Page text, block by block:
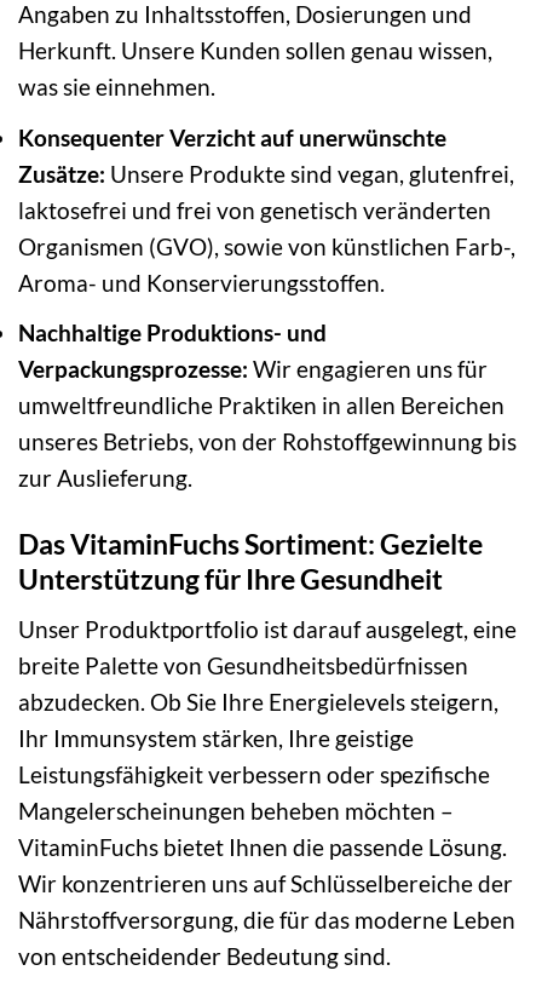
Angaben zu Inhaltsstoffen, Dosierungen und
Herkunft. Unsere Kunden sollen genau wissen,
was sie einnehmen.
Konsequenter Verzicht auf unerwünschte
Zusätze: Unsere Produkte sind vegan, glutenfrei,
laktosefrei und frei von genetisch veränderten
Organismen (GVO), sowie von künstlichen Farb-,
Aroma- und Konservierungsstoffen.
Nachhaltige Produktions- und
Verpackungsprozesse: Wir engagieren uns für
umweltfreundliche Praktiken in allen Bereichen
unseres Betriebs, von der Rohstoffgewinnung bis
zur Auslieferung.
Das VitaminFuchs Sortiment: Gezielte
Unterstützung für Ihre Gesundheit
Unser Produktportfolio ist darauf ausgelegt, eine
breite Palette von Gesundheitsbedürfnissen
abzudecken. Ob Sie Ihre Energielevels steigern,
Ihr Immunsystem stärken, Ihre geistige
Leistungsfähigkeit verbessern oder spezifische
Mangelerscheinungen beheben möchten –
VitaminFuchs bietet Ihnen die passende Lösung.
Wir konzentrieren uns auf Schlüsselbereiche der
Nährstoffversorgung, die für das moderne Leben
von entscheidender Bedeutung sind.